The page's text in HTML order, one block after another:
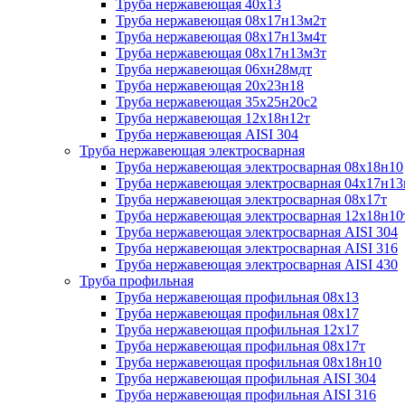
Труба нержавеющая 40х13
Труба нержавеющая 08х17н13м2т
Труба нержавеющая 08х17н13м4т
Труба нержавеющая 08х17н13м3т
Труба нержавеющая 06хн28мдт
Труба нержавеющая 20х23н18
Труба нержавеющая 35х25н20с2
Труба нержавеющая 12х18н12т
Труба нержавеющая AISI 304
Труба нержавеющая электросварная
Труба нержавеющая электросварная 08х18н10
Труба нержавеющая электросварная
Труба нержавеющая электросварная 08х17т
Труба нержавеющая электросварная
Труба нержавеющая электросварная AISI 304
Труба нержавеющая электросварная AISI 316
Труба нержавеющая электросварная AISI 430
Труба профильная
Труба нержавеющая профильная 08х13
Труба нержавеющая профильная 08х17
Труба нержавеющая профильная 12х17
Труба нержавеющая профильная 08х17т
Труба нержавеющая профильная 08х18н10
Труба нержавеющая профильная AISI 304
Труба нержавеющая профильная AISI 316